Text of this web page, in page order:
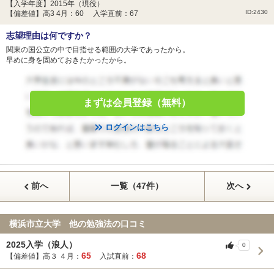
【入学年度】2015年（現役）
【偏差値】高3 4月：60 入学直前：67
ID:2430
志望理由は何ですか？
関東の国公立の中で目指せる範囲の大学であったから。
早めに身を固めておきたかったから。
まずは会員登録（無料）
ログインはこちら
前へ 一覧（47件） 次へ
横浜市立大学 他の勉強法の口コミ
2025入学（浪人）
【偏差値】高３ ４月： 65 入試直前： 68
0